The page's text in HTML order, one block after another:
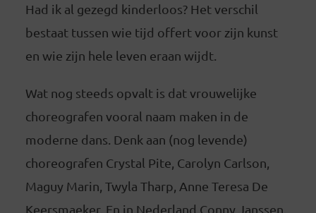
Had ik al gezegd kinderloos? Het verschil
bestaat tussen wie tijd offert voor zijn kunst
en wie zijn hele leven eraan wijdt.
Wat nog steeds opvalt is dat vrouwelijke
choreografen vooral naam maken in de
moderne dans. Denk aan (nog levende)
choreografen Crystal Pite, Carolyn Carlson,
Maguy Marin, Twyla Tharp, Anne Teresa De
Keersmaeker. En in Nederland Conny Janssen,